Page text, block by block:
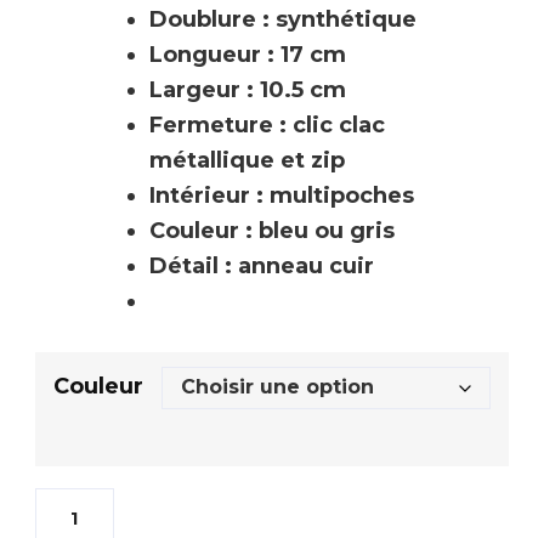
Doublure : synthétique
Longueur : 17 cm
Largeur : 10.5 cm
Fermeture : clic clac
métallique et zip
Intérieur : multipoches
Couleur : bleu ou gris
Détail : anneau cuir
Couleur